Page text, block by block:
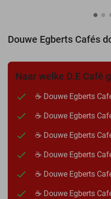
Douwe Egberts Cafés
Naar welke D.E Café
☕ Douwe Egberts
☕ Douwe Egberts
☕ Douwe Egberts
☕ Douwe Egberts
☕ Douwe Egberts
☕ Douwe Egberts